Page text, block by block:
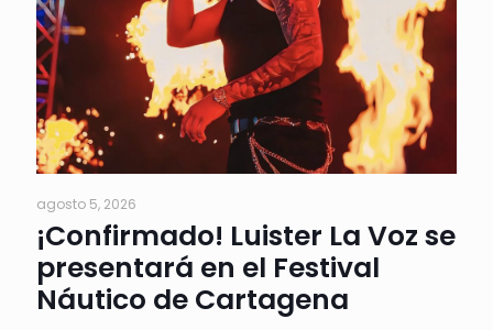
agosto 5, 2026
¡Confirmado! Luister La Voz se
presentará en el Festival
Náutico de Cartagena